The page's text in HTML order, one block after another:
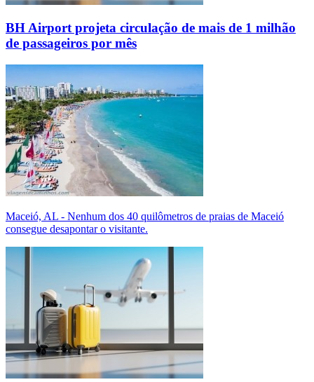
BH Airport projeta circulação de mais de 1 milhão
de passageiros por mês
Maceió, AL - Nenhum dos 40 quilômetros de praias de Maceió
consegue desapontar o visitante.